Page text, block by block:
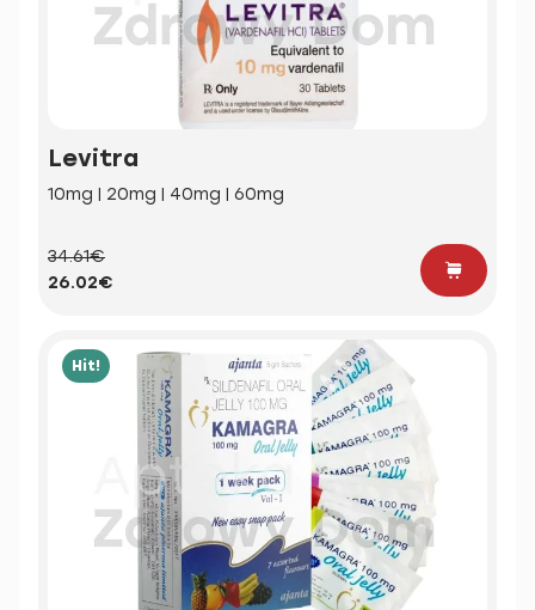
Levitra
10mg | 20mg | 40mg | 60mg
34.61€
26.02€
Hit!